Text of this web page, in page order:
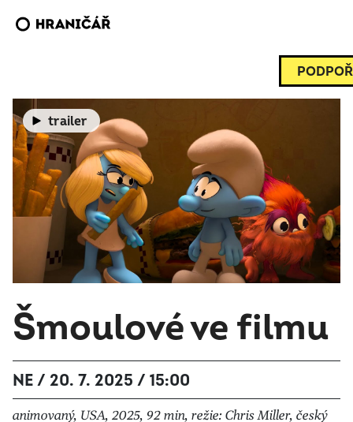
trailer
Šmoulové ve filmu
NE / 20. 7. 2025 / 15:00
animovaný, USA, 2025, 92 min, režie: Chris Miller, český